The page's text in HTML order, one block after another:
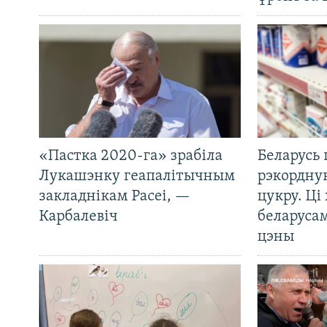
«Пастка 2020-га» зрабіла
Лукашэнку геапалітычным
закладнікам Расеі, —
Карбалевіч
Беларусь
цукру. Ці
цэны